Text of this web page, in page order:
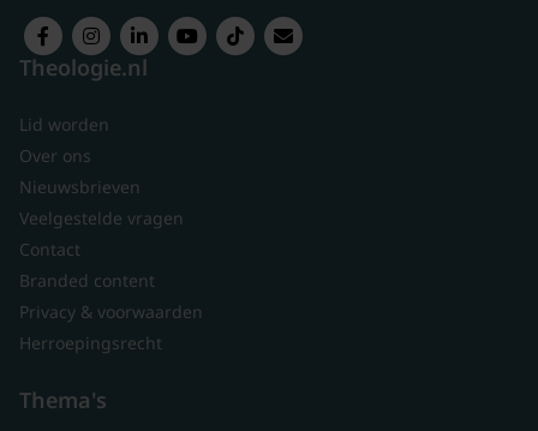
Theologie.nl
Lid worden
Over ons
Nieuwsbrieven
Veelgestelde vragen
Contact
Branded content
Privacy & voorwaarden
Herroepingsrecht
Thema's